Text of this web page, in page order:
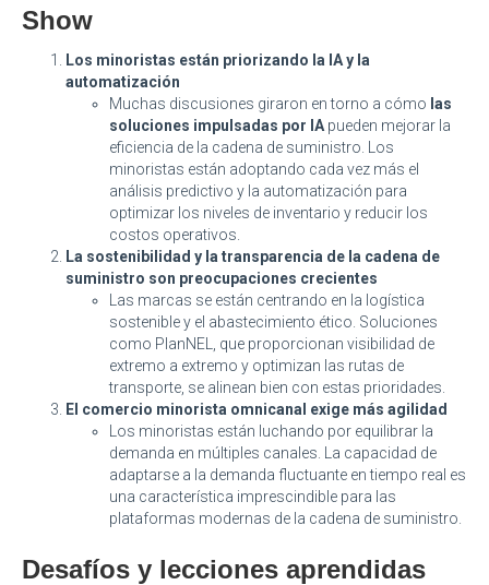
Show
Los minoristas están priorizando la IA y la
automatización
Muchas discusiones giraron en torno a cómo las
soluciones impulsadas por IA pueden mejorar la
eficiencia de la cadena de suministro. Los
minoristas están adoptando cada vez más el
análisis predictivo y la automatización para
optimizar los niveles de inventario y reducir los
costos operativos.
La sostenibilidad y la transparencia de la cadena de
suministro son preocupaciones crecientes
Las marcas se están centrando en la logística
sostenible y el abastecimiento ético. Soluciones
como PlanNEL, que proporcionan visibilidad de
extremo a extremo y optimizan las rutas de
transporte, se alinean bien con estas prioridades.
El comercio minorista omnicanal exige más agilidad
Los minoristas están luchando por equilibrar la
demanda en múltiples canales. La capacidad de
adaptarse a la demanda fluctuante en tiempo real es
una característica imprescindible para las
plataformas modernas de la cadena de suministro.
Desafíos y lecciones aprendidas